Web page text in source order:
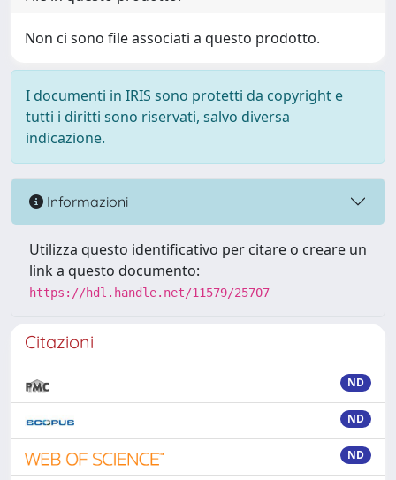
Non ci sono file associati a questo prodotto.
I documenti in IRIS sono protetti da copyright e
tutti i diritti sono riservati, salvo diversa
indicazione.
Informazioni
Utilizza questo identificativo per citare o creare un
link a questo documento:
https://hdl.handle.net/11579/25707
Citazioni
ND
ND
ND